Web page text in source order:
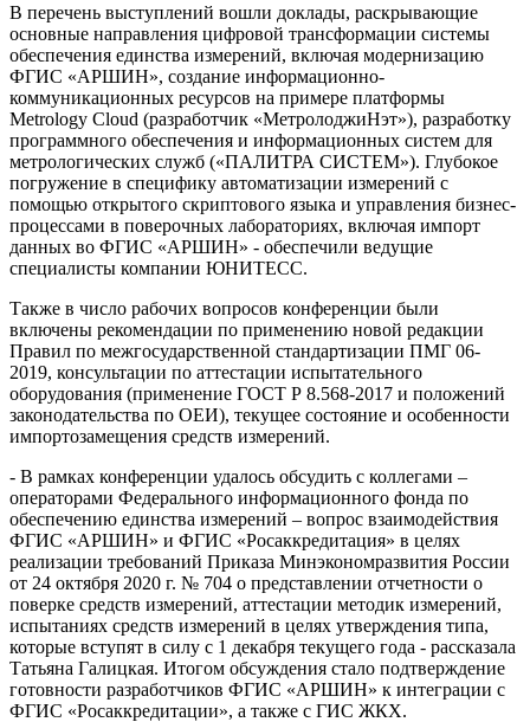
В перечень выступлений вошли доклады, раскрывающие
основные направления цифровой трансформации системы
обеспечения единства измерений, включая модернизацию
ФГИС «АРШИН», создание информационно-
коммуникационных ресурсов на примере платформы
Metrology Cloud (разработчик «МетролоджиНэт»), разработку
программного обеспечения и информационных систем для
метрологических служб («ПАЛИТРА СИСТЕМ»). Глубокое
погружение в специфику автоматизации измерений с
помощью открытого скриптового языка и управления бизнес-
процессами в поверочных лабораториях, включая импорт
данных во ФГИС «АРШИН» - обеспечили ведущие
специалисты компании ЮНИТЕСС.
Также в число рабочих вопросов конференции были
включены рекомендации по применению новой редакции
Правил по межгосударственной стандартизации ПМГ 06-
2019, консультации по аттестации испытательного
оборудования (применение ГОСТ Р 8.568-2017 и положений
законодательства по ОЕИ), текущее состояние и особенности
импортозамещения средств измерений.
- В рамках конференции удалось обсудить с коллегами –
операторами Федерального информационного фонда по
обеспечению единства измерений – вопрос взаимодействия
ФГИС «АРШИН» и ФГИС «Росаккредитация» в целях
реализации требований Приказа Минэкономразвития России
от 24 октября 2020 г. № 704 о представлении отчетности о
поверке средств измерений, аттестации методик измерений,
испытаниях средств измерений в целях утверждения типа,
которые вступят в силу с 1 декабря текущего года - рассказала
Татьяна Галицкая. Итогом обсуждения стало подтверждение
готовности разработчиков ФГИС «АРШИН» к интеграции с
ФГИС «Росаккредитации», а также с ГИС ЖКХ.